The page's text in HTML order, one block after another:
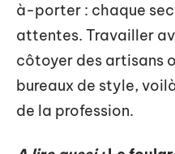
à-porter : chaque
attentes. Travailler
côtoyer des artisans
bureaux de style,
de la profession.